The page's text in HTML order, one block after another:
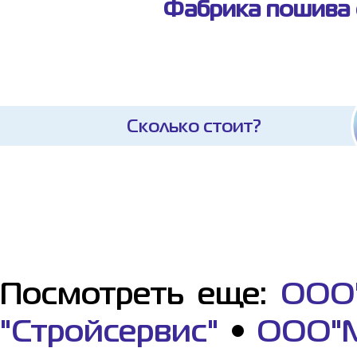
Фабрика пошива
Сколько стоит?
Посмотреть еще:
"Стройсервис" •